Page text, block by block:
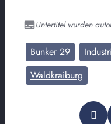
Untertitel wurden
Bunker 29
Waldkraiburg